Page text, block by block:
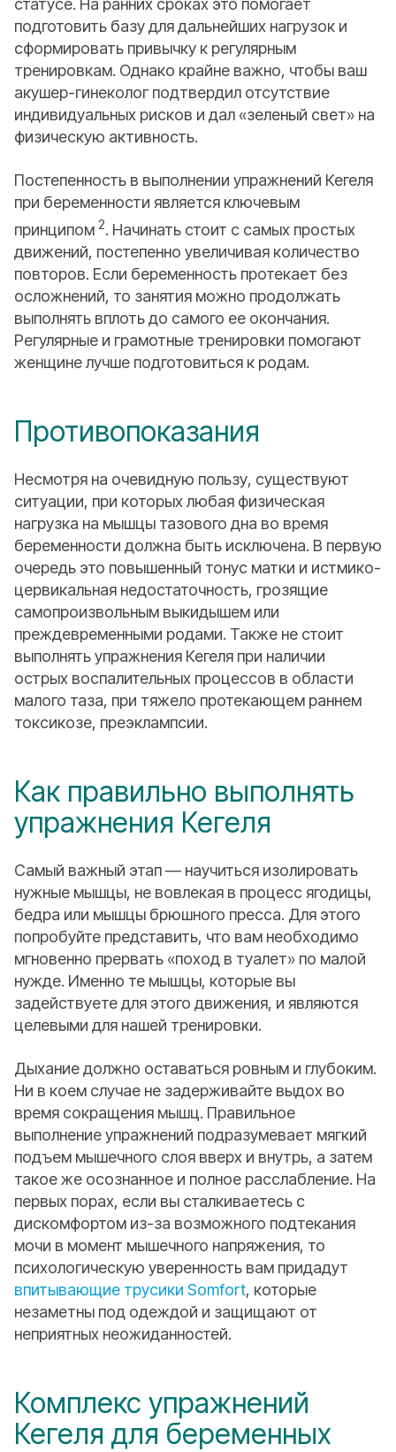
статусе. На ранних сроках это помогает
подготовить базу для дальнейших нагрузок и
сформировать привычку к регулярным
тренировкам. Однако крайне важно, чтобы ваш
акушер-гинеколог подтвердил отсутствие
индивидуальных рисков и дал «зеленый свет» на
физическую активность.
Постепенность в выполнении упражнений Кегеля
при беременности является ключевым
принципом 2. Начинать стоит с самых простых
движений, постепенно увеличивая количество
повторов. Если беременность протекает без
осложнений, то занятия можно продолжать
выполнять вплоть до самого ее окончания.
Регулярные и грамотные тренировки помогают
женщине лучше подготовиться к родам.
Противопоказания
Несмотря на очевидную пользу, существуют
ситуации, при которых любая физическая
нагрузка на мышцы тазового дна во время
беременности должна быть исключена. В первую
очередь это повышенный тонус матки и истмико-
цервикальная недостаточность, грозящие
самопроизвольным выкидышем или
преждевременными родами. Также не стоит
выполнять упражнения Кегеля при наличии
острых воспалительных процессов в области
малого таза, при тяжело протекающем раннем
токсикозе, преэклампсии.
Как правильно выполнять
упражнения Кегеля
Самый важный этап — научиться изолировать
нужные мышцы, не вовлекая в процесс ягодицы,
бедра или мышцы брюшного пресса. Для этого
попробуйте представить, что вам необходимо
мгновенно прервать «поход в туалет» по малой
нужде. Именно те мышцы, которые вы
задействуете для этого движения, и являются
целевыми для нашей тренировки.
Дыхание должно оставаться ровным и глубоким.
Ни в коем случае не задерживайте выдох во
время сокращения мышц. Правильное
выполнение упражнений подразумевает мягкий
подъем мышечного слоя вверх и внутрь, а затем
такое же осознанное и полное расслабление. На
первых порах, если вы сталкиваетесь с
дискомфортом из-за возможного подтекания
мочи в момент мышечного напряжения, то
психологическую уверенность вам придадут
впитывающие трусики Somfort, которые
незаметны под одеждой и защищают от
неприятных неожиданностей.
Комплекс упражнений
Кегеля для беременных